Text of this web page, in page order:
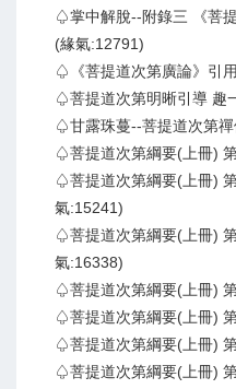
♤掌中解脫--附錄三 《菩
(緣氣:12791)
♤《菩提道次第廣論》引
♤菩提道次第明晰引導 趣
♤甘露珠蔓--菩提道次第
♤菩提道次第綱要(上冊)
♤菩提道次第綱要(上冊)
氣:15241)
♤菩提道次第綱要(上冊)
氣:16338)
♤菩提道次第綱要(上冊)
♤菩提道次第綱要(上冊)
♤菩提道次第綱要(上冊)
♤菩提道次第綱要(上冊)